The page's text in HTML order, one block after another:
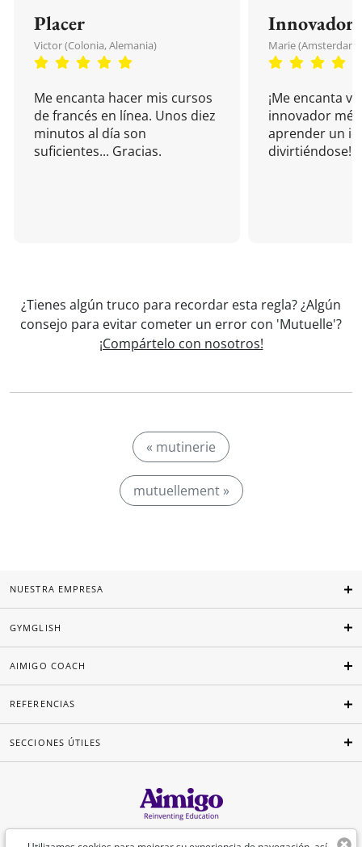
Placer
Victor (Colonia, Alemania)
Me encanta hacer mis cursos
de francés en línea. Unos diez
minutos al día son
suficientes... Gracias.
Innovador
Marie (Amsterdam,
¡Me encanta
innovador
aprender un
divirtiéndose!
¿Tienes algún truco para recordar esta regla? ¿Algún
consejo para evitar cometer un error con 'Mutuelle'?
¡Compártelo con nosotros!
« mutinerie
mutuellement »
NUESTRA EMPRESA
GYMGLISH
AIMIGO COACH
REFERENCIAS
SECCIONES ÚTILES